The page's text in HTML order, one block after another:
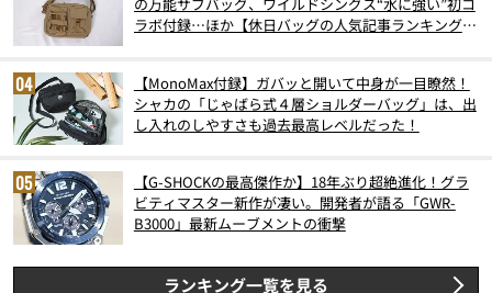
ラボ付録…ほか【休日バッグの人気記事ランキングベ
【MonoMax付録】ガバッと開いて中身が一目瞭然！
シャカの「じゃばら式４層ショルダーバッグ」は、出
し入れのしやすさも過去最高レベルだった！
【G-SHOCKの最高傑作か】18年ぶり超絶進化！グラ
ビティマスター新作が凄い。開発者が語る「GWR-
B3000」最新ムーブメントの衝撃
ランキング一覧を見る